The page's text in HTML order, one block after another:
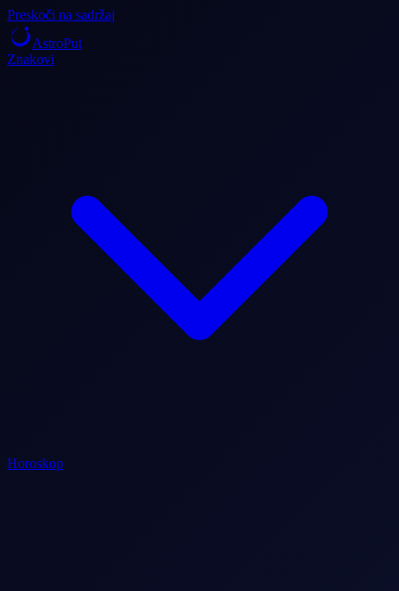
Preskoči na sadržaj
AstroPut
Znakovi
Horoskop